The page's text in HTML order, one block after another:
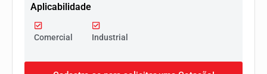
Aplicabilidade
Comercial Industrial